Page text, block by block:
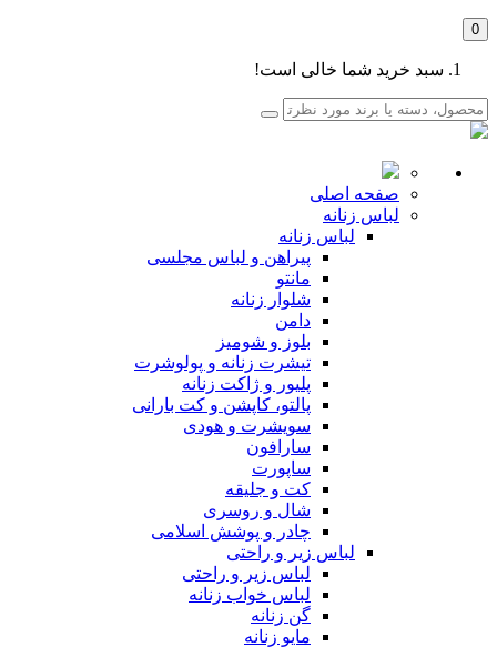
0
سبد خرید شما خالی است!
صفحه اصلی
لباس زنانه
لباس زنانه
پیراهن و لباس مجلسی
مانتو
شلوار زنانه
دامن
بلوز و شومیز
تیشرت زنانه و پولوشرت
پلیور و ژاکت زنانه
پالتو، کاپشن و کت بارانی
سویشرت و هودی
سارافون
ساپورت
کت و جلیقه
شال و روسری
چادر و پوشش اسلامی
لباس زیر و راحتی
لباس زیر و راحتی
لباس خواب زنانه
گن زنانه
مایو زنانه